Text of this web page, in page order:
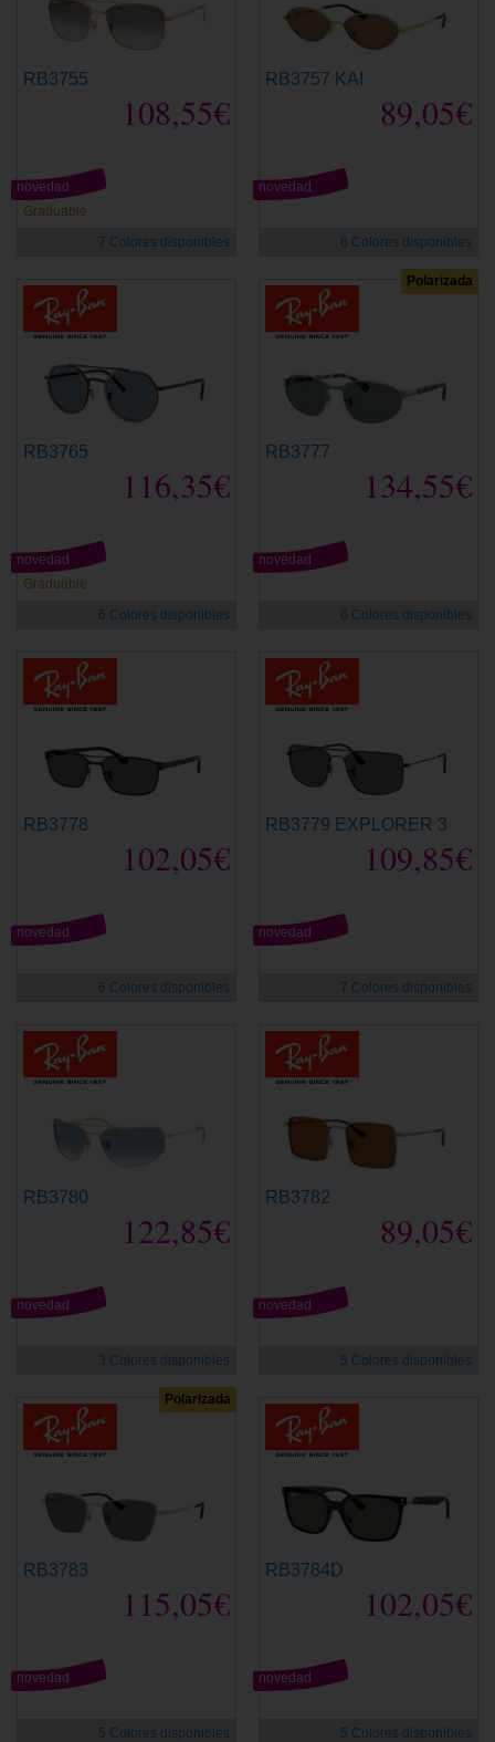
RB3755
108,55€
Graduable
novedad
7 Colores disponibles
RB3757 KAI
89,05€
novedad
6 Colores disponibles
RB3765
116,35€
Graduable
novedad
6 Colores disponibles
Polarizada
RB3777
134,55€
novedad
6 Colores disponibles
RB3778
102,05€
novedad
6 Colores disponibles
RB3779 EXPLORER 3
109,85€
novedad
7 Colores disponibles
RB3780
122,85€
novedad
3 Colores disponibles
RB3782
89,05€
novedad
5 Colores disponibles
Polarizada
RB3783
115,05€
novedad
5 Colores disponibles
RB3784D
102,05€
novedad
5 Colores disponibles